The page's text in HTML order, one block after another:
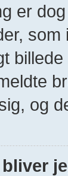
er
og